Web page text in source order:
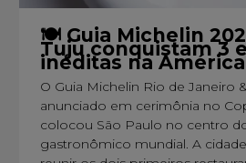
🍽️ Guia Michelin
Tuju conquistam 3
inéditas na
O Guia Michelin Rio de Janeiro
anunciado em cerimônia no
colocou São Paulo no centro
gastronômico mundial. A